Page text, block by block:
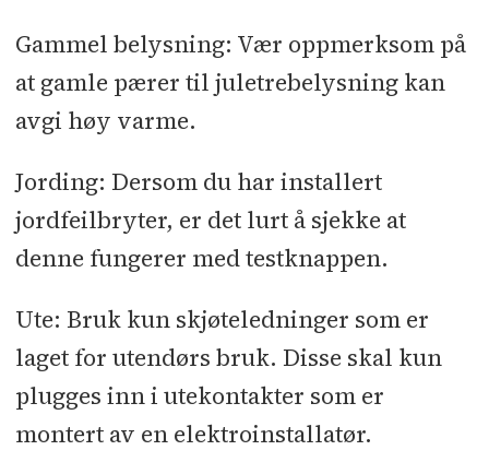
Gammel belysning: Vær oppmerksom på
at gamle pærer til juletrebelysning kan
avgi høy varme.
Jording: Dersom du har installert
jordfeilbryter, er det lurt å sjekke at
denne fungerer med testknappen.
Ute: Bruk kun skjøteledninger som er
laget for utendørs bruk. Disse skal kun
plugges inn i utekontakter som er
montert av en elektroinstallatør.